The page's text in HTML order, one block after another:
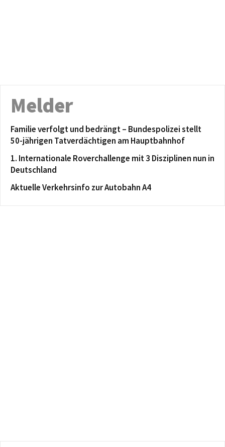
Melder
Familie verfolgt und bedrängt – Bundespolizei stellt
50-jährigen Tatverdächtigen am Hauptbahnhof
1. Internationale Roverchallenge mit 3 Disziplinen nun in
Deutschland
Aktuelle Verkehrsinfo zur Autobahn A4